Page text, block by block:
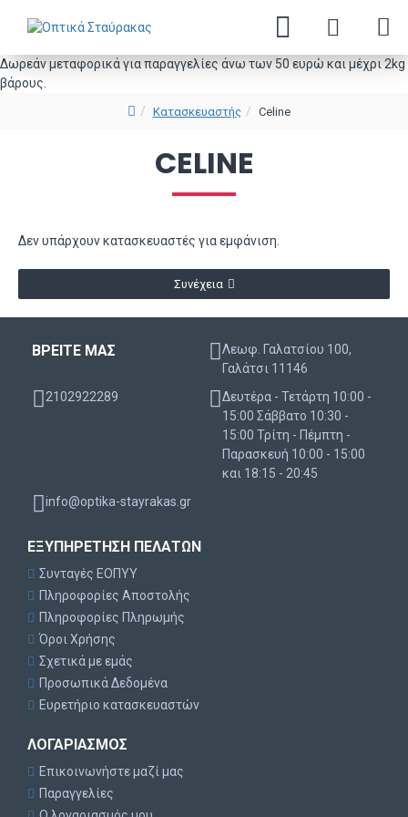
Δωρεάν μεταφορικά για παραγγελίες άνω των 50 ευρώ και μέχρι 2kg
βάρους.
Κατασκευαστής Celine
CELINE
Δεν υπάρχουν κατασκευαστές για εμφάνιση.
Συνέχεια
ΒΡΕΙΤΕ ΜΑΣ
Λεωφ. Γαλατσίου 100,
Γαλάτσι 11146
2102922289
Δευτέρα - Τετάρτη 10:00 -
15:00 Σάββατο 10:30 -
15:00 Τρίτη - Πέμπτη -
Παρασκευή 10:00 - 15:00
και 18:15 - 20:45
info@optika-stayrakas.gr
ΕΞΥΠΗΡΈΤΗΣΗ ΠΕΛΑΤΏΝ
Συνταγές ΕΟΠΥΥ
Πληροφορίες Αποστολής
Πληροφορίες Πληρωμής
Όροι Χρήσης
Σχετικά με εμάς
Προσωπικά Δεδομένα
Ευρετήριο κατασκευαστών
ΛΟΓΑΡΙΑΣΜΌΣ
Επικοινωνήστε μαζί μας
Παραγγελίες